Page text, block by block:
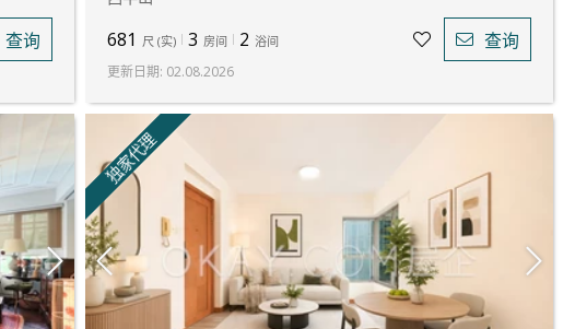
查询 681 尺 (实) 3 房间 2 浴间 查询
更新日期: 02.08.2026
独家代理